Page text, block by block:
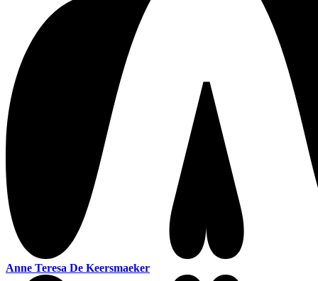
Anne Teresa De Keersmaeker